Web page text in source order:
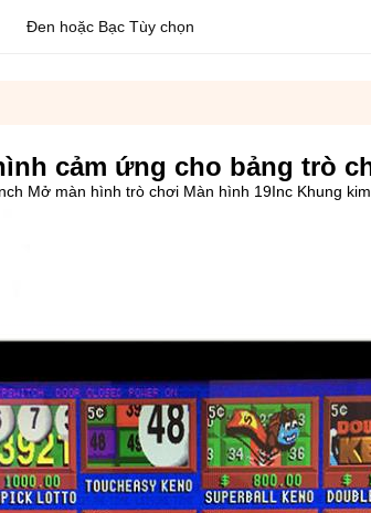
Đen hoặc Bạc Tùy chọn
cảm ứng cho bảng trò
Mở màn hình trò chơi Màn hình 19Inc Khung